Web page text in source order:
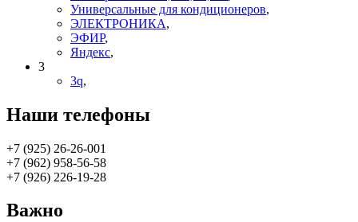
Универсальные для кондиционеров,
ЭЛЕКТРОНИКА,
ЭФИР,
Яндекс,
3
3q,
Наши телефоны
+7 (925) 26-26-001
+7 (962) 958-56-58
+7 (926) 226-19-28
Важно